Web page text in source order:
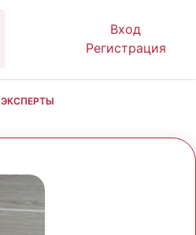
Вход
Регистрация
ЭКСПЕРТЫ